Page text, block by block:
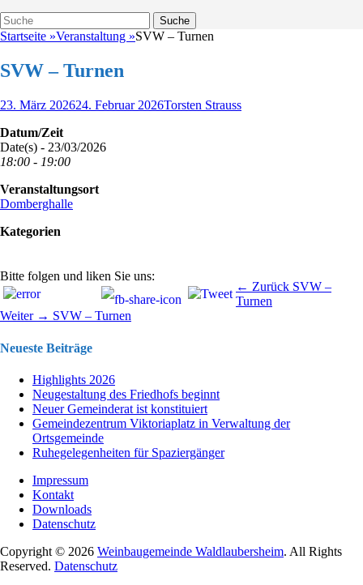
Suche
Suche
nach:
Startseite »Veranstaltung »SVW – Turnen
SVW – Turnen
Veröffentlicht
23. März 202624. Februar 2026Autor
Torsten Strauss
Datum/Zeit
Date(s) - 23/03/2026
18:00 - 19:00
Veranstaltungsort
Domberghalle
Kategorien
Bitte folgen und liken Sie uns:
Beitragsnavigation ← Zurück SVW –
Turnen
Weiter → Nächster
SVW – Turnen
Neueste Beiträge
Highlights 2026
Neugestaltung des Friedhofs beginnt
Neuer Gemeinderat ist konstituiert
Gemeindezentrum Viktoriaplatz in Verwaltung der
Ortsgemeinde
Ruhegelegenheiten für Spaziergänger
Impressum
Kontakt
Downloads
Datenschutz
Copyright © 2026 Weinbaugemeinde Waldlaubersheim. All Rights
Reserved. Datenschutz